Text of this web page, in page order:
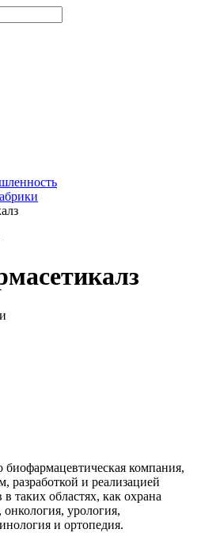
биофармацевтическая компания,
разработкой и реализацией
таких областях, как охрана
урология,
и ортопедия.